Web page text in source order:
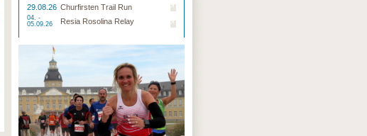
29.08.26 Churfirsten Trail Run
04. -
05.09.26
Resia Rosolina Relay